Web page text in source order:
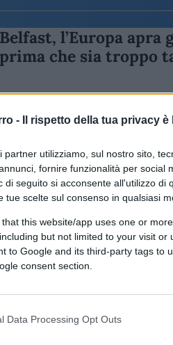
- Il rispetto della tua privacy
partner utilizziamo, sul nostro sito,
fornire funzionalità per social
di seguito si acconsente all'utilizzo di
tue scelte sul consenso in qualsiasi
that this website/app uses one or
but not limited to your visit
to Google and its third-party tags to
consent section.
Data Processing Opt Outs
Belfast, l’Europa apra
prima che sia troppo
di Alessandro Imperiali
11 Giugno 2026, 14:24
Belfast, quando il